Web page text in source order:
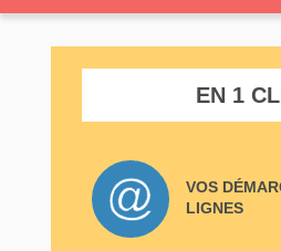
EN 1
VOS
LIGNES